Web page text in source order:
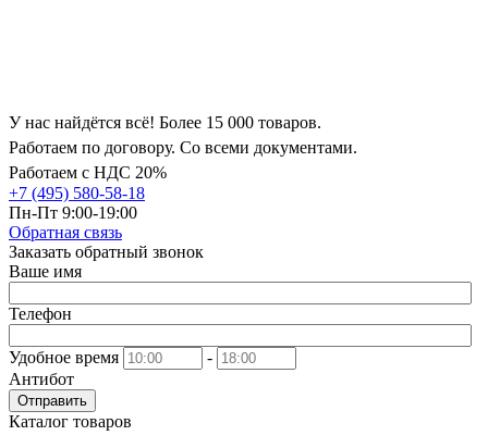
У нас найдётся всё! Более 15 000 товаров.
Работаем по договору. Со всеми документами.
Работаем с НДС 20%
+7 (495) 580-58-18
Пн-Пт 9:00-19:00
Обратная связь
Заказать обратный звонок
Ваше имя
Телефон
Удобное время
-
Антибот
Отправить
Каталог товаров